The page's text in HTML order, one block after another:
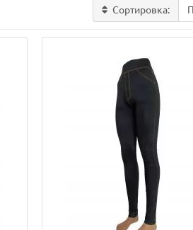
Сортировка: